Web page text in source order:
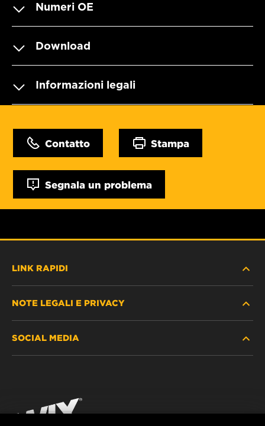
Numeri OE
Download
Informazioni legali
Contatto Stampa
Segnala un problema
LINK RAPIDI
DOVE ACQUISTARE
CONTATTACI
NOTE LEGALI E PRIVACY
IMPRESSUM
SOCIAL MEDIA
YouTube